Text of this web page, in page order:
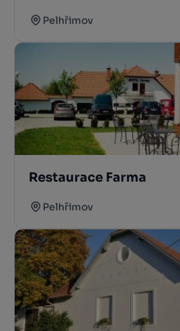
Pelhřimov
Restaurace Farma
Pelhřimov